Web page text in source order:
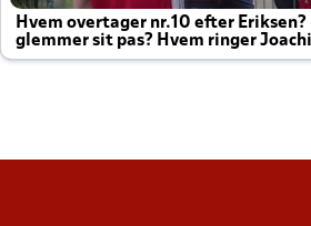
Hvem overtager nr.10 efter Eriksen?
glemmer sit pas? Hvem ringer
altid til efter kampe?